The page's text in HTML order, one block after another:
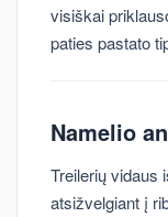
visiškai
paties pastato
Namelio
Treilerių vidaus
atsižvelgiant į